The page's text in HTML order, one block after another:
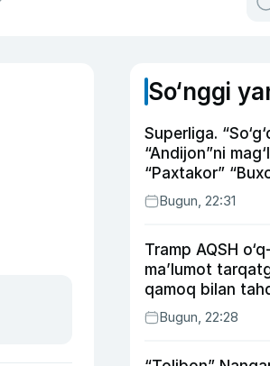
So‘nggi
Superliga.
“Andijon”ni
“Paxtakor”
bahsda g‘alabani
chiqardi
Bugun, 22:31
Tramp AQSH
ma’lumot
qamoq bilan
Bugun, 22:28